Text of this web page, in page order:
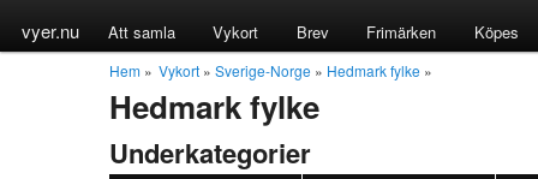
vyer.nu Att samla Vykort Brev Frimärken Köpes
Hem » Vykort » Sverige-Norge » Hedmark fylke »
Hedmark fylke
Underkategorier